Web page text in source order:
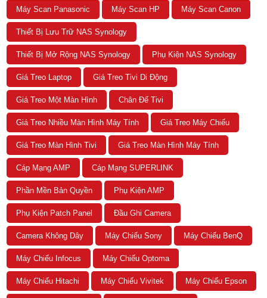
Máy Scan Panasonic Máy Scan HP Máy Scan Canon
Thiết Bị Lưu Trữ NAS Synology
Thiết Bị Mở Rộng NAS Synology Phụ Kiện NAS Synology
Giá Treo Laptop Giá Treo Tivi Di Động
Giá Treo Một Màn Hình Chân Đế Tivi
Giá Treo Nhiều Màn Hình Máy Tính Giá Treo Máy Chiếu
Giá Treo Màn Hình Tivi Giá Treo Màn Hình Máy Tính
Cáp Mạng AMP Cáp Mạng SUPERLINK
Phần Mền Bản Quyền Phụ Kiện AMP
Phụ Kiện Patch Panel Đầu Ghi Camera
Camera Không Dây Máy Chiếu Sony Máy Chiếu BenQ
Máy Chiếu Infocus Máy Chiếu Optoma
Máy Chiếu Hitachi Máy Chiếu Vivitek Máy Chiếu Epson